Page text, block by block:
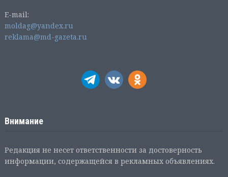
E-mail:
moldag@yandex.ru
reklama@md-gazeta.ru
Внимание
Редакция не несет ответственности за достоверность
информации, содержащейся в рекламных объявлениях.